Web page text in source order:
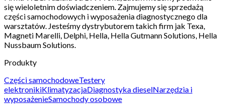
się wieloletnim doświadczeniem. Zajmujemy się sprzedażą
części samochodowych i wyposażenia diagnostycznego dla
warsztatów. Jesteśmy dystrybutorem takich firm jak Texa,
Magneti Marelli, Delphi, Hella, Hella Gutmann Solutions, Hella
Nussbaum Solutions.
Produkty
Części samochodoweTestery
elektronikiKlimatyzacjaDiagnostyka dieselNarzędzia i
wyposażenieSamochody osobowe